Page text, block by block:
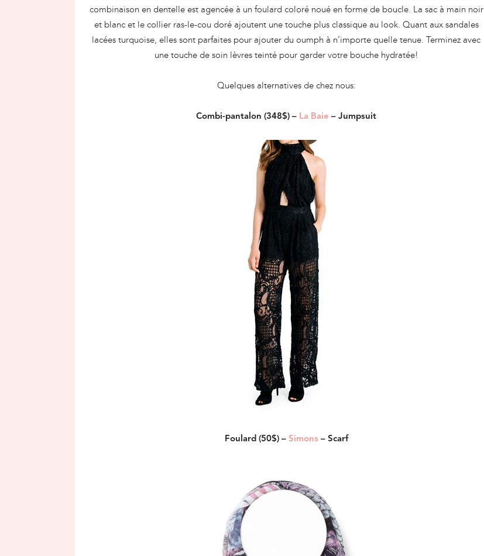
combinaison en dentelle est agencée à un foulard coloré noué en forme de boucle. La sac à main noir
et blanc et le collier ras-le-cou doré ajoutent une touche plus classique au look. Quant aux sandales
lacées turquoise, elles sont parfaites pour ajouter du oumph à n’importe quelle tenue. Terminez avec
une touche de soin lèvres teinté pour garder votre bouche hydratée!
Quelques alternatives de chez nous:
Combi-pantalon (348$) – La Baie – Jumpsuit
Foulard (50$) – Simons – Scarf